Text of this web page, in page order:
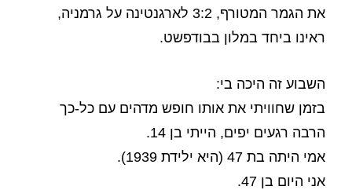
את הגמר המטורף, 3:2 לארגנטינה על גרמניה,
ראינו ביחד במלון בבודפשט.
השבוע זה היכה בי:
בזמן שחוויתי את אותו חופש מדהים עם כל-כך
הרבה רגעים יפים, הייתי בן 14.
אמי היתה בת 47 (היא ילידת 1939).
אני היום בן 47.